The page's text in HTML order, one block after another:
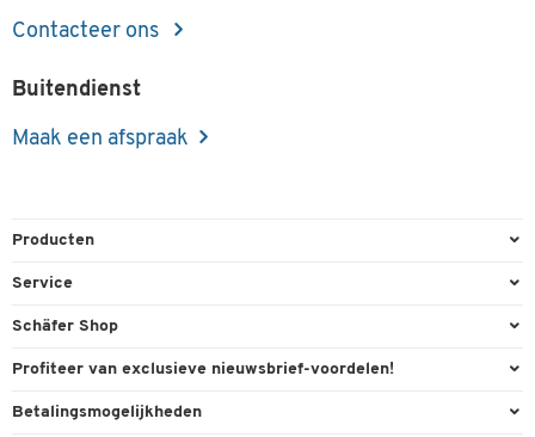
Contacteer ons
Buitendienst
Maak een afspraak
Producten
Kantoorbenodigdheden
Milieutechniek
Service
Bestelling herroepen
Schäfer Shop
Algemene voorwaarden
Profiteer van exclusieve nieuwsbrief-voordelen!
Welkomstgeschenk
Betalingsmogelijkheden